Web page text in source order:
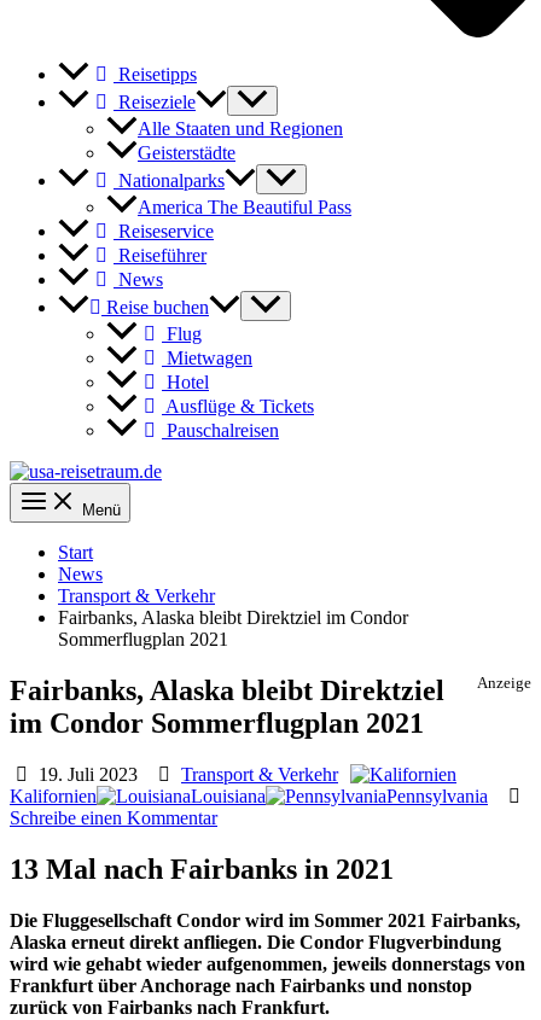
Reisetipps
Reiseziele
Alle Staaten und Regionen
Geisterstädte
Nationalparks
America The Beautiful Pass
Reiseservice
Reiseführer
News
Reise buchen
Flug
Mietwagen
Hotel
Ausflüge & Tickets
Pauschalreisen
Menü
Start
News
Transport & Verkehr
Fairbanks, Alaska bleibt Direktziel im Condor
Sommerflugplan 2021
Anzeige
Fairbanks, Alaska bleibt Direktziel
im Condor Sommerflugplan 2021
19. Juli 2023
Transport & Verkehr
Kalifornien
Louisiana
Pennsylvania
Schreibe einen Kommentar
13 Mal nach Fairbanks in 2021
Die Fluggesellschaft Condor wird im Sommer 2021 Fairbanks,
Alaska erneut direkt anfliegen. Die Condor Flugverbindung
wird wie gehabt wieder aufgenommen, jeweils donnerstags von
Frankfurt über Anchorage nach Fairbanks und nonstop
zurück von Fairbanks nach Frankfurt.